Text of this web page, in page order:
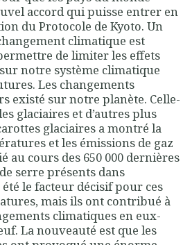
accord qui puisse entrer en
du Protocole de Kyoto. Un
climatique est
de limiter les effets
notre système climatique
Les changements
existé sur notre planète. Celle-
glaciaires et d’autres plus
glaciaires a montré la
et les émissions de gaz
au cours des 650 000 dernières
serre présents dans
été le facteur décisif pour ces
mais ils ont contribué à
climatiques en eux-
La nouveauté est que les